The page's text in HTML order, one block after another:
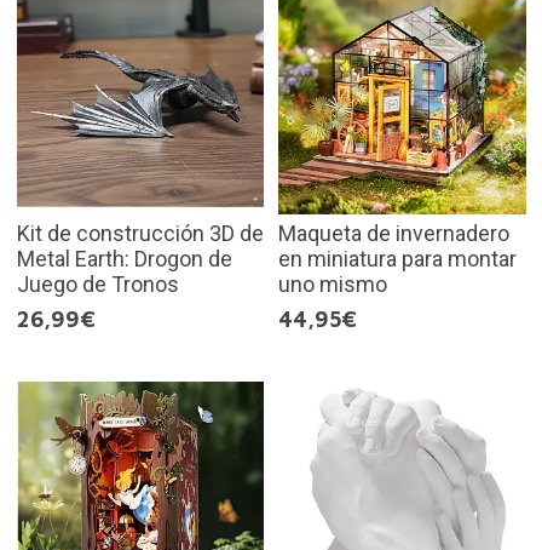
Kit de construcción 3D de
Metal Earth: Drogon de
Juego de Tronos
26,99€
Maqueta de invernadero
en miniatura para montar
uno mismo
44,95€